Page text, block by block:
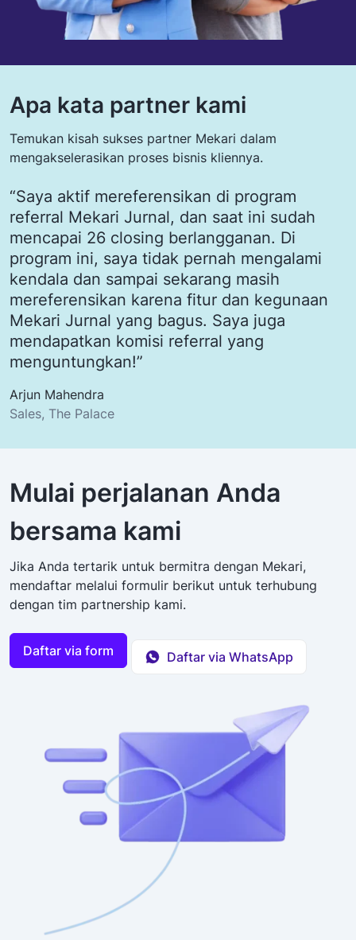
Apa kata partner kami
Temukan kisah sukses partner Mekari dalam
mengakselerasikan proses bisnis kliennya.
“Saya aktif mereferensikan di program
referral Mekari Jurnal, dan saat ini sudah
mencapai 26 closing berlangganan. Di
program ini, saya tidak pernah mengalami
kendala dan sampai sekarang masih
mereferensikan karena fitur dan kegunaan
Mekari Jurnal yang bagus. Saya juga
mendapatkan komisi referral yang
menguntungkan!”
Arjun Mahendra
Sales, The Palace
Mulai perjalanan Anda
bersama kami
Jika Anda tertarik untuk bermitra dengan Mekari,
mendaftar melalui formulir berikut untuk terhubung
dengan tim partnership kami.
Daftar via form Daftar via WhatsApp